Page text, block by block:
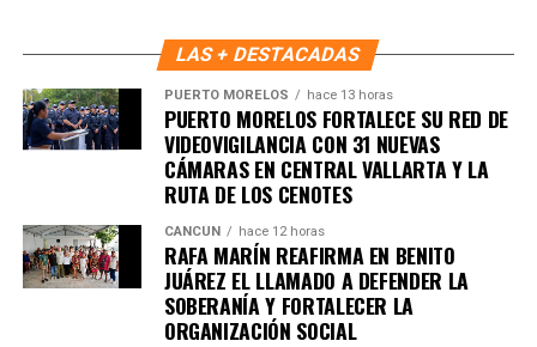
Recibe las noticias al instante
Únete al canal oficial de WhatsApp de
Quinto Podery recibe las noticias más
importantes de Quintana Roo directamente
LAS + DESTACADAS
PUERTO MORELOS hace 13 horas
PUERTO MORELOS FORTALECE SU RED DE
VIDEOVIGILANCIA CON 31 NUEVAS
CÁMARAS EN CENTRAL VALLARTA Y LA
RUTA DE LOS CENOTES
CANCÚN hace 12 horas
RAFA MARÍN REAFIRMA EN BENITO
JUÁREZ EL LLAMADO A DEFENDER LA
SOBERANÍA Y FORTALECER LA
ORGANIZACIÓN SOCIAL